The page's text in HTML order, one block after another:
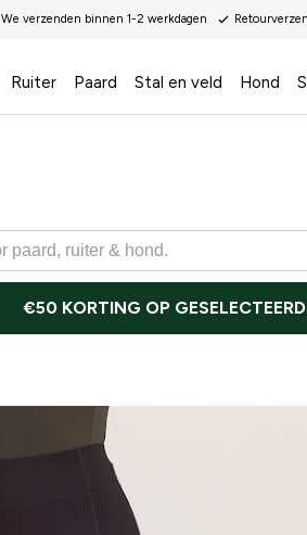
We verzenden binnen 1-2 werkdagen
Ruiter Paard Stal en veld Hond
€50 KORTING OP